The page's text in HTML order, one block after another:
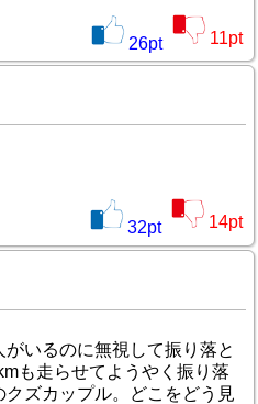
26pt 11pt
32pt 14pt
いるのに無視して振り落と
も走らせてようやく振り落
ズカップル。どこをどう見